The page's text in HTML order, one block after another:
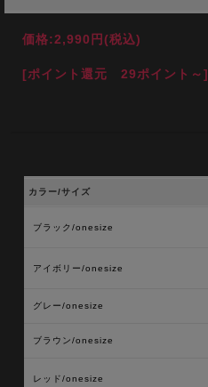
価格:2,990円(税込)
[ポイント還元 29ポイント～]
カラー/サイズ
ブラック/onesize
アイボリー/onesize
グレー/onesize
ブラウン/onesize
レッド/onesize